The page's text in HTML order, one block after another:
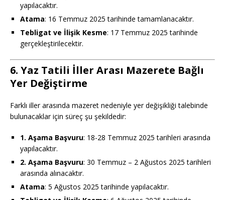
yapılacaktır.
Atama: 16 Temmuz 2025 tarihinde tamamlanacaktır.
Tebligat ve İlişik Kesme: 17 Temmuz 2025 tarihinde
gerçekleştirilecektir.
6. Yaz Tatili İller Arası Mazerete Bağlı
Yer Değiştirme
Farklı iller arasında mazeret nedeniyle yer değişikliği talebinde
bulunacaklar için süreç şu şekildedir:
1. Aşama Başvuru: 18-28 Temmuz 2025 tarihleri arasında
yapılacaktır.
2. Aşama Başvuru: 30 Temmuz – 2 Ağustos 2025 tarihleri
arasında alınacaktır.
Atama: 5 Ağustos 2025 tarihinde yapılacaktır.